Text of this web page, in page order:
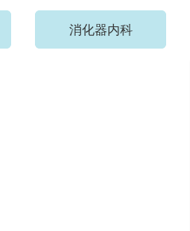
消化器内科